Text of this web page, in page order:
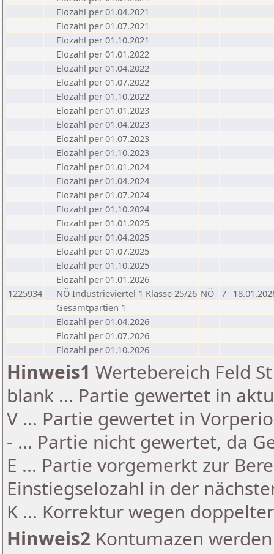
Elozahl per 01.04.2021
Elozahl per 01.07.2021
Elozahl per 01.10.2021
Elozahl per 01.01.2022
Elozahl per 01.04.2022
Elozahl per 01.07.2022
Elozahl per 01.10.2022
Elozahl per 01.01.2023
Elozahl per 01.04.2023
Elozahl per 01.07.2023
Elozahl per 01.10.2023
Elozahl per 01.01.2024
Elozahl per 01.04.2024
Elozahl per 01.07.2024
Elozahl per 01.10.2024
Elozahl per 01.01.2025
Elozahl per 01.04.2025
Elozahl per 01.07.2025
Elozahl per 01.10.2025
Elozahl per 01.01.2026
1225934
NÖ Industrieviertel 1 Klasse 25/26 NÖ 7
Gesamtpartien 1
Elozahl per 01.04.2026
Elozahl per 01.07.2026
Elozahl per 01.10.2026
Hinweis1 Wertebereich Feld
blank ... Partie gewertet in
V ... Partie gewertet in
- ... Partie nicht gewertet, da
E ... Partie vorgemerkt zur
Einstiegselozahl in der
K ... Korrektur wegen
Hinweis2 Kontumazen